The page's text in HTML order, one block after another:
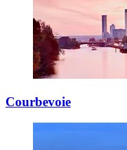
Courbevoie